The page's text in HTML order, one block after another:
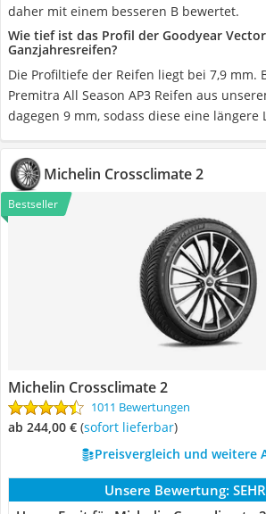
daher mit einem besseren B bewertet.
Wie tief ist das Profil der Goodyear Vector
Ganzjahresreifen?
Die Profiltiefe der Reifen liegt bei 7,9 mm.
Premitra All Season AP3 Reifen aus
dagegen 9 mm, sodass diese eine längere
Michelin Crossclimate 2
Bestseller
Michelin Crossclimate 2
1011 Bewertungen
ab 244,00 € ( Sofort lieferbar)
Preisvergleich und weitere
Unsere Bewertung: